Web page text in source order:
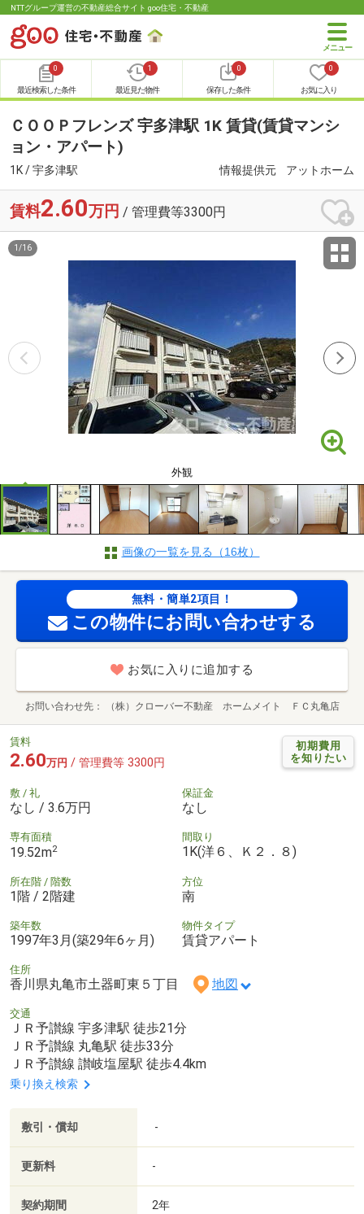
NTTグループ運営の不動産総合サイト goo住宅・不動産
0
最近検索した条件
1
最近見た物件
0
保存した条件
0
お気に入り
ＣＯＯＰフレンズ 宇多津駅 1K 賃貸(賃貸マンシ
ョン・アパート)
1K / 宇多津駅 情報提供元 アットホーム
賃料2.60万円 / 管理費等3300円
外観
1 /16
画像の一覧を見る（16枚）
無料・簡単2項目！
この物件にお問い合わせする
お気に入りに追加する
お問い合わせ先 （株）クローバー不動産 ホームメイト ＦＣ丸亀店
初期費用
を知りたい
賃料
2.60万円 / 管理費等 3300円
敷 / 礼
なし / 3.6万円
保証金
なし
専有面積
19.52m2
間取り
1K(洋６、Ｋ２．８)
所在階 / 階数
1階 / 2階建
方位
南
築年数
1997年3月(築29年6ヶ月)
物件タイプ
賃貸アパート
住所
香川県丸亀市土器町東５丁目 地図
交通
ＪＲ予讃線 宇多津駅 徒歩21分
ＪＲ予讃線 丸亀駅 徒歩33分
ＪＲ予讃線 讃岐塩屋駅 徒歩4.4km
乗り換え検索
敷引・償却 -
更新料 -
契約期間 2年